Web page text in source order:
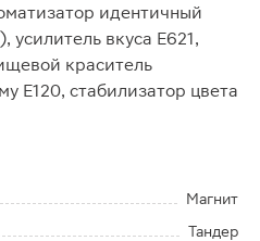
идентичный
усилитель вкуса Е621,
краситель
Е120, стабилизатор цвета
Магнит
Тандер